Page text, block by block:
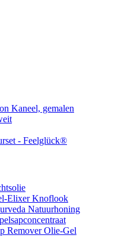
Kaneel, gemalen
- Feelglück®
Elixer Knoflook
Natuurhoning
Remover Olie-Gel